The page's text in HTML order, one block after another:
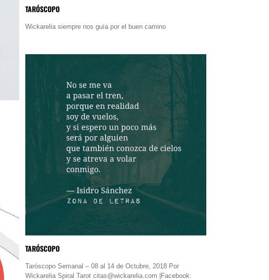
TARÓSCOPO
Wickarelia siempre nos guía por el buen camino
TARÓSCOPO
Taróscopo Semanal – 08 al 14 de Octubre, 2018 Por
Wickarelia Spiral Tarot citas@wickarelia.com |Facebook: